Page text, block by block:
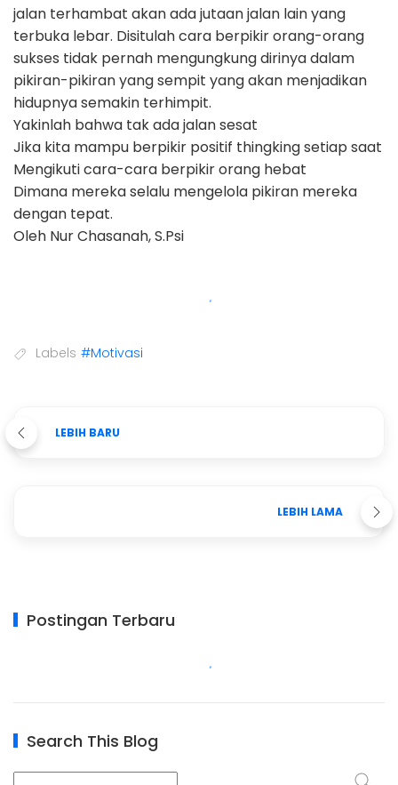
jalan terhambat akan ada jutaan jalan lain yang
terbuka lebar. Disitulah cara berpikir orang-orang
sukses tidak pernah mengungkung dirinya dalam
pikiran-pikiran yang sempit yang akan menjadikan
hidupnya semakin terhimpit.
Yakinlah bahwa tak ada jalan sesat
Jika kita mampu berpikir positif thingking setiap saat
Mengikuti cara-cara berpikir orang hebat
Dimana mereka selalu mengelola pikiran mereka
dengan tepat.
Oleh Nur Chasanah, S.Psi
Labels #Motivasi
LEBIH BARU
LEBIH LAMA
Postingan Terbaru
Search This Blog